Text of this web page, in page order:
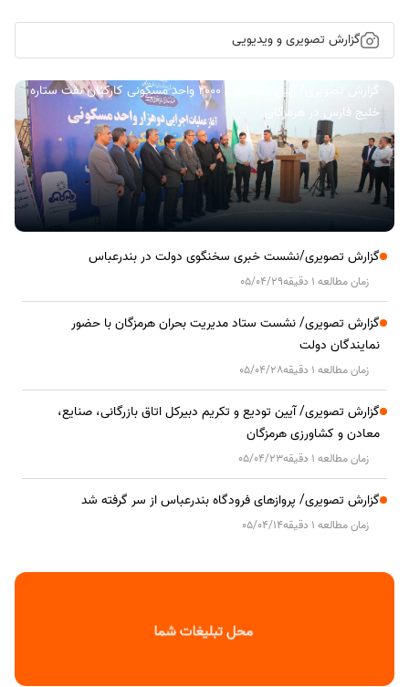
گزارش تصویری و ویدیویی
گزارش تصویری/ آیین کلنگ زنی ۲۰۰۰ واحد مسکونی کارکنان نفت ستاره
خلیج فارس در هرمزگان
گزارش تصویری/نشست خبری سخنگوی دولت در بندرعباس
زمان مطالعه 1 دقیقه 05/04/29
گزارش تصویری/ نشست ستاد مدیریت بحران هرمزگان با حضور
نمایندگان دولت
زمان مطالعه 1 دقیقه 05/04/28
گزارش تصویری/ آیین تودیع و تکریم دبیرکل اتاق بازرگانی، صنایع،
معادن و کشاورزی هرمزگان
زمان مطالعه 1 دقیقه 05/04/23
گزارش تصویری/ پروازهای فرودگاه بندرعباس از سر گرفته شد
زمان مطالعه 1 دقیقه 05/04/14